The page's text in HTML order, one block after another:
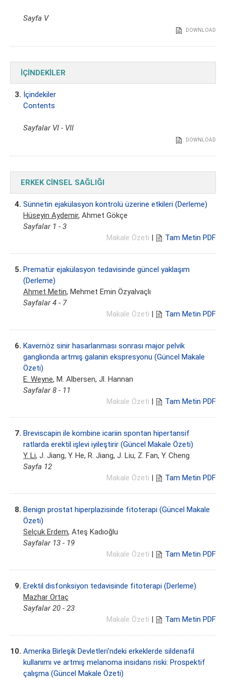
Sayfa V
DOWNLOAD
İÇİNDEKİLER
3. İçindekiler
Contents
Sayfalar VI - VII
DOWNLOAD
ERKEK CİNSEL SAĞLIĞI
4. Sünnetin ejakülasyon kontrolü üzerine etkileri (Derleme)
Hüseyin Aydemir, Ahmet Gökçe
Sayfalar 1 - 3
Makale Özeti | Tam Metin PDF
5. Prematür ejakülasyon tedavisinde güncel yaklaşım
(Derleme)
Ahmet Metin, Mehmet Emin Özyalvaçlı
Sayfalar 4 - 7
Makale Özeti | Tam Metin PDF
6. Kavernöz sinir hasarlanması sonrası major pelvik
ganglionda artmış galanin ekspresyonu (Güncel Makale
Özeti)
E. Weyne, M. Albersen, Jl. Hannan
Sayfalar 8 - 11
Makale Özeti | Tam Metin PDF
7. Breviscapin ile kombine icariin spontan hipertansif
ratlarda erektil işlevi iyileştirir (Güncel Makale Özeti)
Y. Li, J. Jiang, Y. He, R. Jiang, J. Liu, Z. Fan, Y. Cheng
Sayfa 12
Makale Özeti | Tam Metin PDF
8. Benign prostat hiperplazisinde fitoterapi (Güncel Makale
Özeti)
Selçuk Erdem, Ateş Kadıoğlu
Sayfalar 13 - 19
Makale Özeti | Tam Metin PDF
9. Erektil disfonksiyon tedavisinde fitoterapi (Derleme)
Mazhar Ortaç
Sayfalar 20 - 23
Makale Özeti | Tam Metin PDF
10. Amerika Birleşik Devletleri’ndeki erkeklerde sildenafil
kullanımı ve artmış melanoma insidans riski: Prospektif
çalışma (Güncel Makale Özeti)